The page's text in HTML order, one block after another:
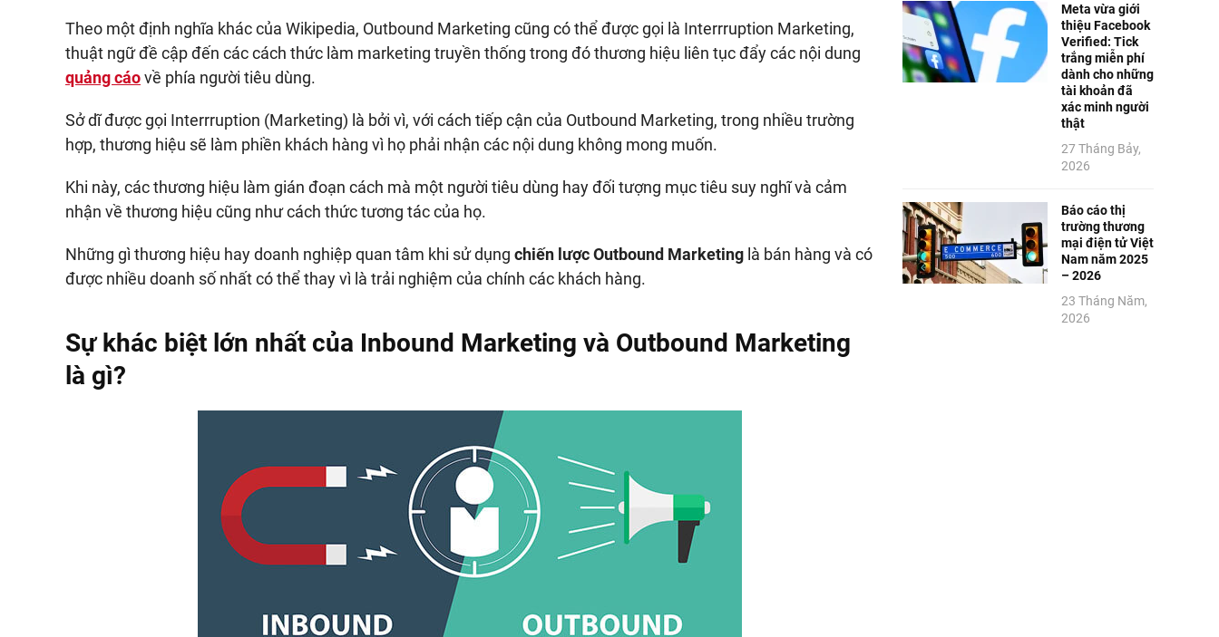
Theo một định nghĩa khác của Wikipedia, Outbound Marketing cũng có thể được gọi là Interrruption Marketing,
thuật ngữ đề cập đến các cách thức làm marketing truyền thống trong đó thương hiệu liên tục đẩy các nội dung
quảng cáovề phía người tiêu dùng.
Sở dĩ được gọi Interrruption (Marketing) là bởi vì, với cách tiếp cận của Outbound Marketing, trong nhiều trường
hợp, thương hiệu sẽ làm phiền khách hàng vì họ phải nhận các nội dung không mong muốn.
Khi này, các thương hiệu làm gián đoạn cách mà một người tiêu dùng hay đối tượng mục tiêu suy nghĩ và cảm
nhận về thương hiệu cũng như cách thức tương tác của họ.
Những gì thương hiệu hay doanh nghiệp quan tâm khi sử dụng chiến lược Outbound Marketing là bán hàng và có
được nhiều doanh số nhất có thể thay vì là trải nghiệm của chính các khách hàng.
Sự khác biệt lớn nhất của Inbound Marketing và Outbound Marketing
là gì?
Meta vừa giới
thiệu Facebook
Verified: Tick
trắng miễn phí
dành cho những
tài khoản đã
xác minh người
thật
27 Tháng Bảy,
2026
Báo cáo thị
trường thương
mại điện tử Việt
Nam năm 2025
– 2026
23 Tháng Năm,
2026